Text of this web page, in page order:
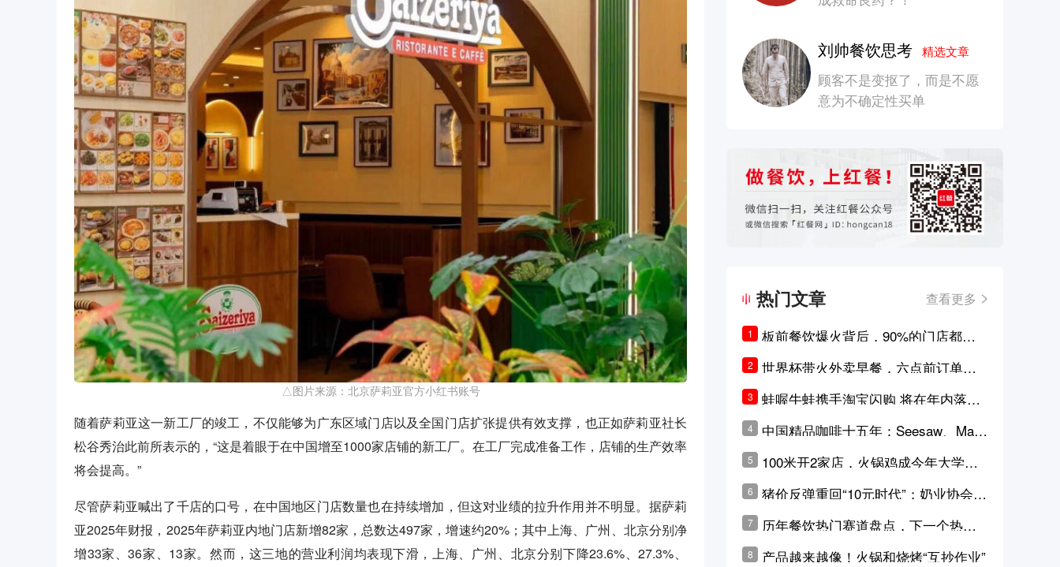
△图片来源：北京萨莉亚官方小红书账号
随着萨莉亚这一新工厂的竣工，不仅能够为广东区域门店以及全国门店扩张提供有效支撑，也正如萨莉亚社长
松谷秀治此前所表示的，“这是着眼于在中国增至1000家店铺的新工厂。在工厂完成准备工作，店铺的生产效率
将会提高。”
尽管萨莉亚喊出了千店的口号，在中国地区门店数量也在持续增加，但这对业绩的拉升作用并不明显。据萨莉
亚2025年财报，2025年萨莉亚内地门店新增82家，总数达497家，增速约20%；其中上海、广州、北京分别净
增33家、36家、13家。然而，这三地的营业利润均表现下滑，上海、广州、北京分别下降23.6%、27.3%、
刘帅餐饮思考精选文章
顾客不是变抠了，而是不愿
意为不确定性买单
热门文章 查看更多
1
板前餐饮爆火背后，90%的门店都只
是徒有其表的刻意作秀？
2
世界杯带火外卖早餐，六点前订单大
涨超5成，巴西比赛成“早餐带货王”
3
蛙喔牛蛙携手淘宝闪购 将在年内落地3
4
中国精品咖啡十五年：Seesaw、Man
ner、M Stand为何结出了不同的果
实？
5
100米开2家店，火锅鸡成今年大学城
6
猪价反弹重回“10元时代”；奶业协会称
原奶价格现回暖迹象
7
历年餐饮热门赛道盘点，下一个热门
8 产品越来越像！火锅和烧烤“互抄作业”